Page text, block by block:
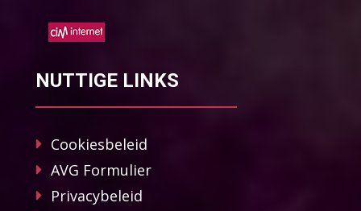
NUTTIGE LINKS
Cookiesbeleid
AVG Formulier
Privacybeleid